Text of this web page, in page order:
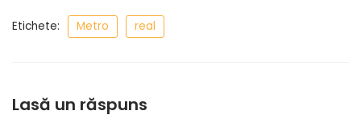
Etichete: Metro real
Lasă un răspuns